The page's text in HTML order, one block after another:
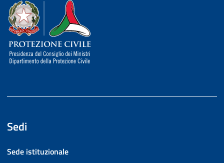
Dipartimento della Protezione Civile
Sedi
Sede istituzionale